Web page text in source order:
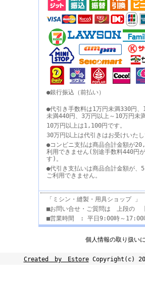
●銀行振込（前払い）
●代引き手数料は1万円未満330円
未満440円、3万円以上～10万円未
10万円以上は1,100円です。
30万円以上は代引きはお受けいた
●コンビニ支払は商品合計金額が
利用できません(別途手数料440円
す)。
●代引き支払いは商品合計金額が、
ご利用できません。
「ミシン・縫製・用具ショップ 」
■お問い合せ・ご質問は 上段の
■営業時間 : 平日9:00時～17:00
個人情報の取り扱い
Created by EstoreCopyright(c)